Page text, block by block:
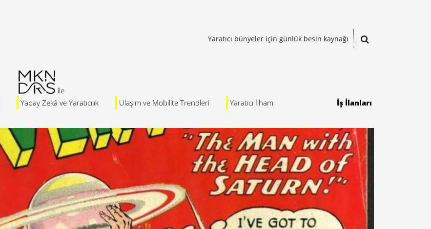
Yaratıcı bünyeler için günlük besin kaynağı
Yapay Zekâ ve Yaratıcılık Ulaşım ve Mobilite Trendleri Yaratıcı İlham İş İlanları